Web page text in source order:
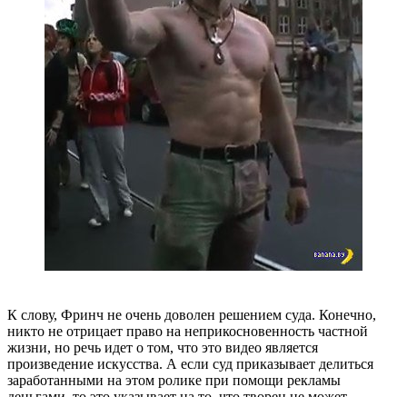
К слову, Фринч не очень доволен решением суда. Конечно,
никто не отрицает право на неприкосновенность частной
жизни, но речь идет о том, что это видео является
произведение искусства. А если суд приказывает делиться
заработанными на этом ролике при помощи рекламы